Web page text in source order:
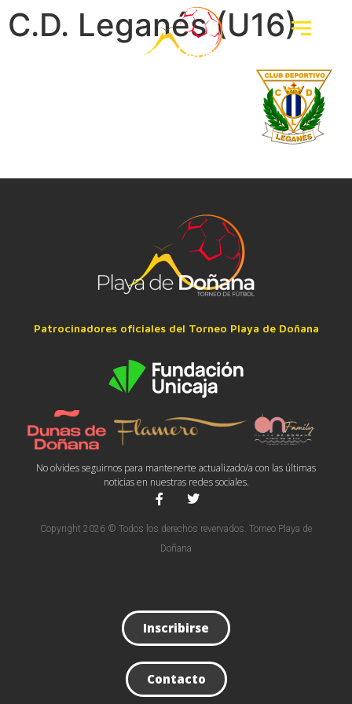
C.D. Leganés (U16)
Patrocinadores oficiales del Torneo Playa de Doñana
No olvides seguirnos para mantenerte actualizado/a con las últimas
noticias en nuestras redes sociales.
Copyright 2026 © Todos los derechos revervados. Torneo Playa de
Doñana
Inscribirse
Contacto